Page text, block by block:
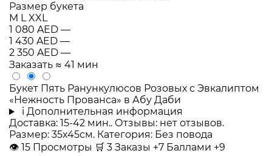
Размер букета
M LXXL
1 080 AED —
1 430 AED —
2 350 AED —
Заказать ≈ 41 мин
Букет Пять Ранункулюсов Розовых с Эвкалиптом
«Нежность Прованса» в Абу Даби
i Дополнительная информация
Доставка: 15-42 мин.. Отзывы: нет отзывов.
Размер: 35x45см. Категория: Без повода
👁 15 Просмотры 🛒 3 Заказы +7 Баллами +9